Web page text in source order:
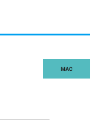
MAC